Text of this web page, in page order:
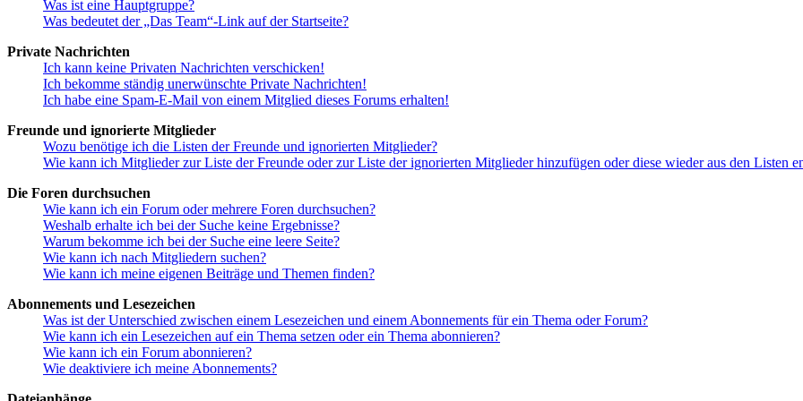
Was ist eine Hauptgruppe?
Was bedeutet der „Das Team“-Link auf der Startseite?
Private Nachrichten
Ich kann keine Privaten Nachrichten verschicken!
Ich bekomme ständig unerwünschte Private Nachrichten!
Ich habe eine Spam-E-Mail von einem Mitglied dieses Forums erhalten!
Freunde und ignorierte Mitglieder
Wozu benötige ich die Listen der Freunde und ignorierten Mitglieder?
Wie kann ich Mitglieder zur Liste der Freunde oder zur Liste der ignorierten Mitglieder hinzufügen oder diese wieder aus den Listen
Die Foren durchsuchen
Wie kann ich ein Forum oder mehrere Foren durchsuchen?
Weshalb erhalte ich bei der Suche keine Ergebnisse?
Warum bekomme ich bei der Suche eine leere Seite?
Wie kann ich nach Mitgliedern suchen?
Wie kann ich meine eigenen Beiträge und Themen finden?
Abonnements und Lesezeichen
Was ist der Unterschied zwischen einem Lesezeichen und einem Abonnements für ein Thema oder Forum?
Wie kann ich ein Lesezeichen auf ein Thema setzen oder ein Thema abonnieren?
Wie kann ich ein Forum abonnieren?
Wie deaktiviere ich meine Abonnements?